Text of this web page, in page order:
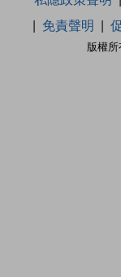
版權
免責聲明